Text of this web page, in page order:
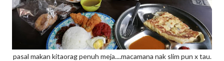
pasal makan kitaorag penuh meja....macamana nak slim pun x tau.